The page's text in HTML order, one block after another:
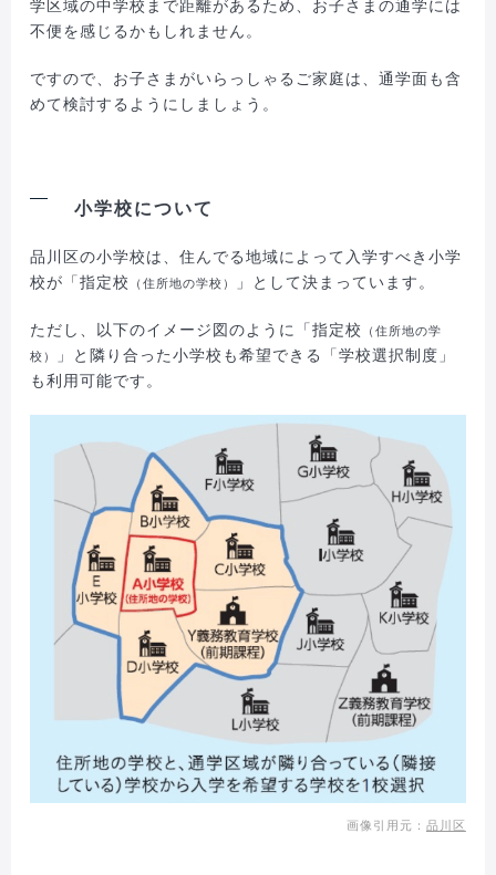
学区域の中学校まで距離があるため、お子さまの通学には
不便を感じるかもしれません。
ですので、お子さまがいらっしゃるご家庭は、通学面も含
めて検討するようにしましょう。
小学校について
品川区の小学校は、住んでる地域によって入学すべき小学
校が「指定校 （住所地の学校） 」として決まっています。
ただし、以下のイメージ図のように「指定校 （住所地の学
校）
」と隣り合った小学校も希望できる「学校選択制度」
も利用可能です。
画像引用元： 品川区